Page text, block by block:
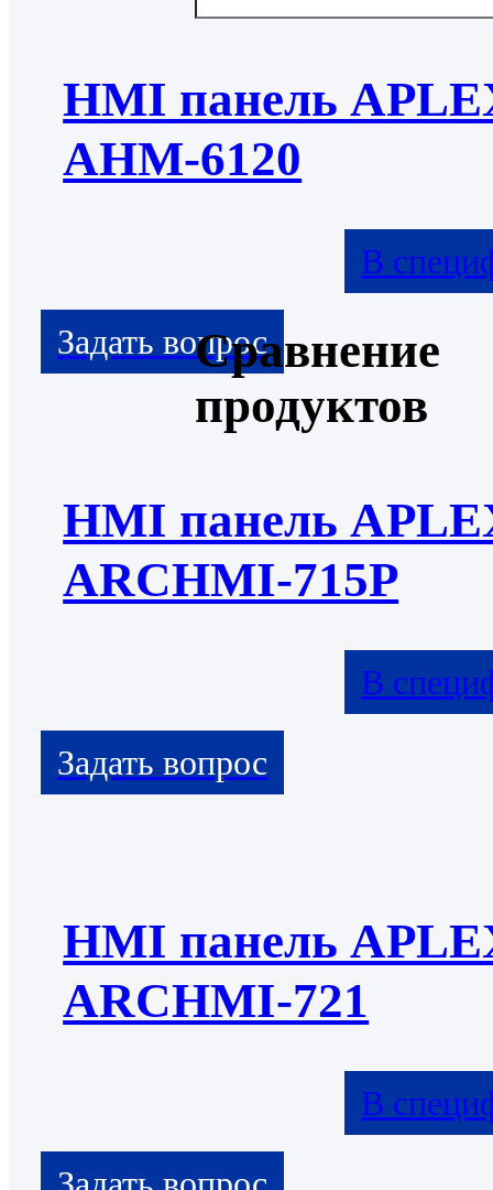
HMI панель
AHM-6120
В
HMI панель
ARCHMI-715P
В
HMI панель
ARCHMI-721
В
Сравнение
продуктов